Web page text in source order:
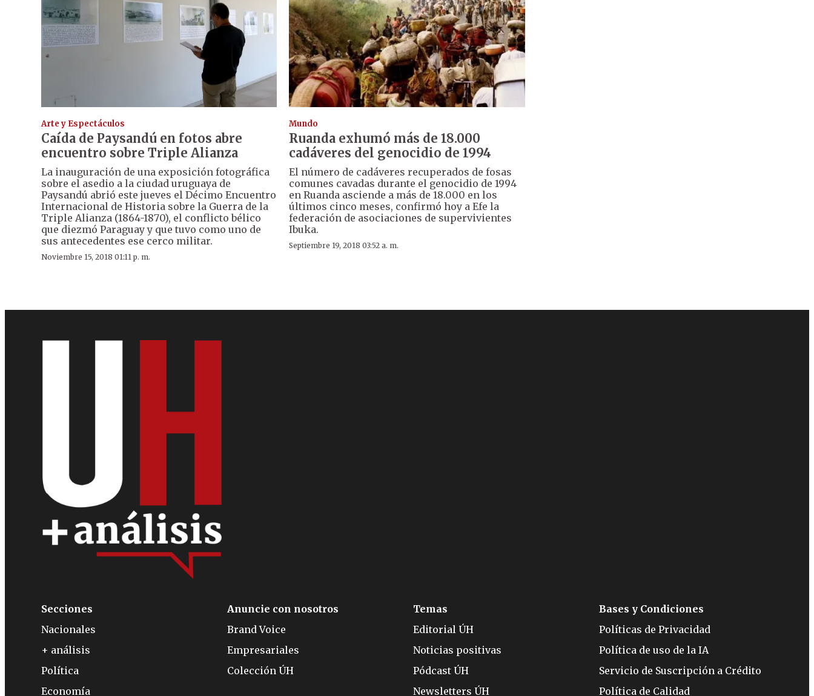
Arte y Espectáculos
Caída de Paysandú en fotos abre
encuentro sobre Triple Alianza
La inauguración de una exposición fotográfica
sobre el asedio a la ciudad uruguaya de
Paysandú abrió este jueves el Décimo Encuentro
Internacional de Historia sobre la Guerra de la
Triple Alianza (1864-1870), el conflicto bélico
que diezmó Paraguay y que tuvo como uno de
sus antecedentes ese cerco militar.
Noviembre 15, 2018 01:11 p. m.
Mundo
Ruanda exhumó más de 18.000
cadáveres del genocidio de 1994
El número de cadáveres recuperados de fosas
comunes cavadas durante el genocidio de 1994
en Ruanda asciende a más de 18.000 en los
últimos cinco meses, confirmó hoy a Efe la
federación de asociaciones de supervivientes
Ibuka.
Septiembre 19, 2018 03:52 a. m.
Secciones
Nacionales
+ análisis
Política
Economía
Anuncie con nosotros
Brand Voice
Empresariales
Colección ÚH
Temas
Editorial ÚH
Noticias positivas
Pódcast ÚH
Newsletters ÚH
Bases y Condiciones
Políticas de Privacidad
Política de uso de la IA
Servicio de Suscripción a Crédito
Política de Calidad